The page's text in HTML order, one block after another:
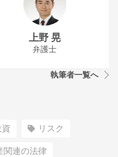
上野 晃
弁護士
執筆者一覧へ
リスク
関連の法律